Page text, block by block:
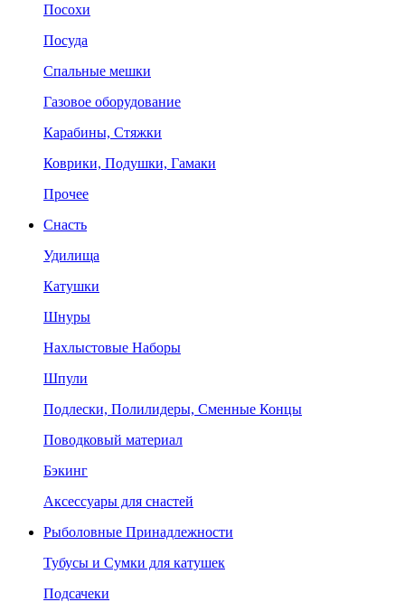
Посохи
Посуда
Спальные мешки
Газовое оборудование
Карабины, Стяжки
Коврики, Подушки, Гамаки
Прочее
Снасть
Удилища
Катушки
Шнуры
Нахлыстовые Наборы
Шпули
Подлески, Полилидеры, Сменные Концы
Поводковый материал
Бэкинг
Аксессуары для снастей
Рыболовные Принадлежности
Тубусы и Сумки для катушек
Подсачеки